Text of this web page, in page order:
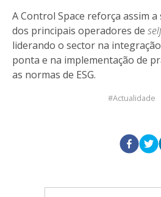
A Control Space reforça assim
dos principais operadores de
liderando o sector na
ponta e na implementação de
as normas de ESG.
Actualidade